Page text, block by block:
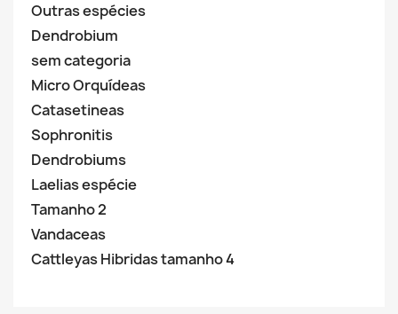
Outras espécies
Dendrobium
sem categoria
Micro Orquídeas
Catasetineas
Sophronitis
Dendrobiums
Laelias espécie
Tamanho 2
Vandaceas
Cattleyas Hibridas tamanho 4